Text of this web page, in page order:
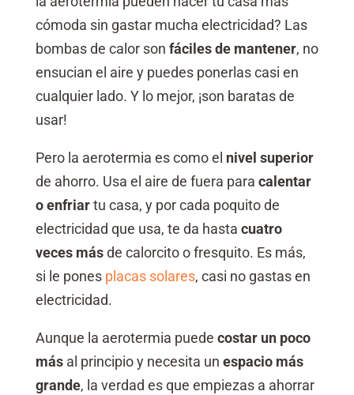
cómoda sin gastar mucha electricidad? Las
bombas de calor son fáciles de mantener, no
ensucian el aire y puedes ponerlas casi en
cualquier lado. Y lo mejor, ¡son baratas de
usar!
Pero la aerotermia es como el nivel superior
de ahorro. Usa el aire de fuera para calentar
o enfriartu casa, y por cada poquito de
electricidad que usa, te da hasta cuatro
veces másde calorcito o fresquito. Es más,
si le pones placas solares, casi no gastas en
electricidad.
Aunque la aerotermia puede costar un poco
másal principio y necesita un espacio más
grande, la verdad es que empiezas a ahorrar